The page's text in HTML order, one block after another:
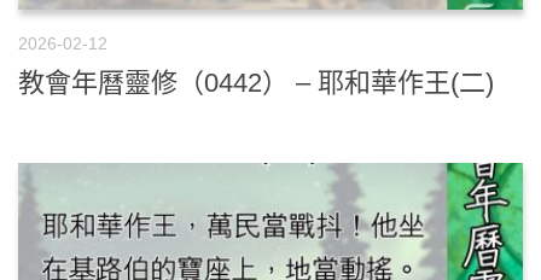
2026-02-12
教會年曆靈修（0442） – 耶和華作王(二)